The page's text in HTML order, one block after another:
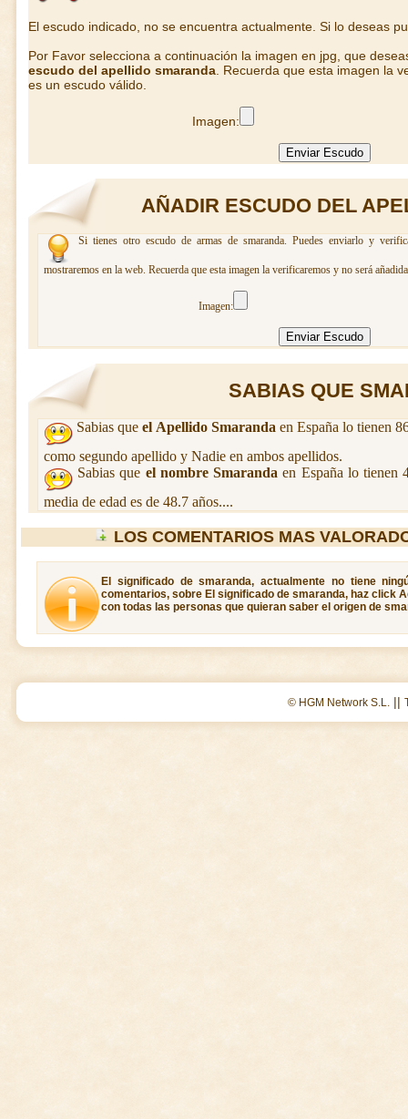
El escudo indicado, no se encuentra actualmente. Si lo deseas
Por Favor selecciona a continuación la imagen en jpg, que
escudo del apellido smaranda . Recuerda que esta imagen la
es un escudo válido.
Imagen:
AÑADIR ESCUDO DEL
Si tienes otro escudo de armas de smaranda. Puedes enviarlo y
mostraremos en la web. Recuerda que esta imagen la verificaremos y no será
Imagen:
SABIAS QUE
Sabias queel Apellido Smaranda en España lo tienen
como segundo apellido y Nadie en ambos apellidos.
Sabias que el nombre Smaranda en España lo tienen
media de edad es de 48.7 años....
LOS COMENTARIOS MAS
El significado de smaranda, actualmente no tiene
comentarios, sobre El significado de smaranda, haz click
con todas las personas que quieran saber el origen de
© HGM Network S.L. ||